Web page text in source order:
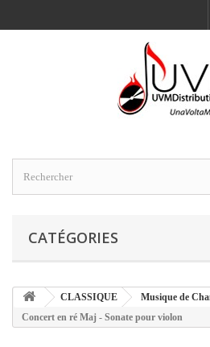
CATÉGORIES
CLASSIQUE Musique de
Concert en ré Maj - Sonate pour violon